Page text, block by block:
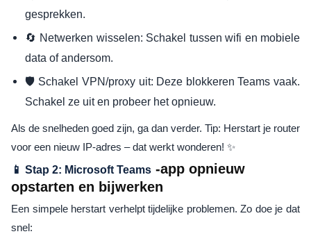
gesprekken.
🔄 Netwerken wisselen: Schakel tussen wifi en mobiele
data of andersom.
🛡️ Schakel VPN/proxy uit: Deze blokkeren Teams vaak.
Schakel ze uit en probeer het opnieuw.
Als de snelheden goed zijn, ga dan verder. Tip: Herstart je router
voor een nieuw IP-adres – dat werkt wonderen! ✨
📱 Stap 2: Microsoft Teams -app opnieuw
opstarten en bijwerken
Een simpele herstart verhelpt tijdelijke problemen. Zo doe je dat
snel: